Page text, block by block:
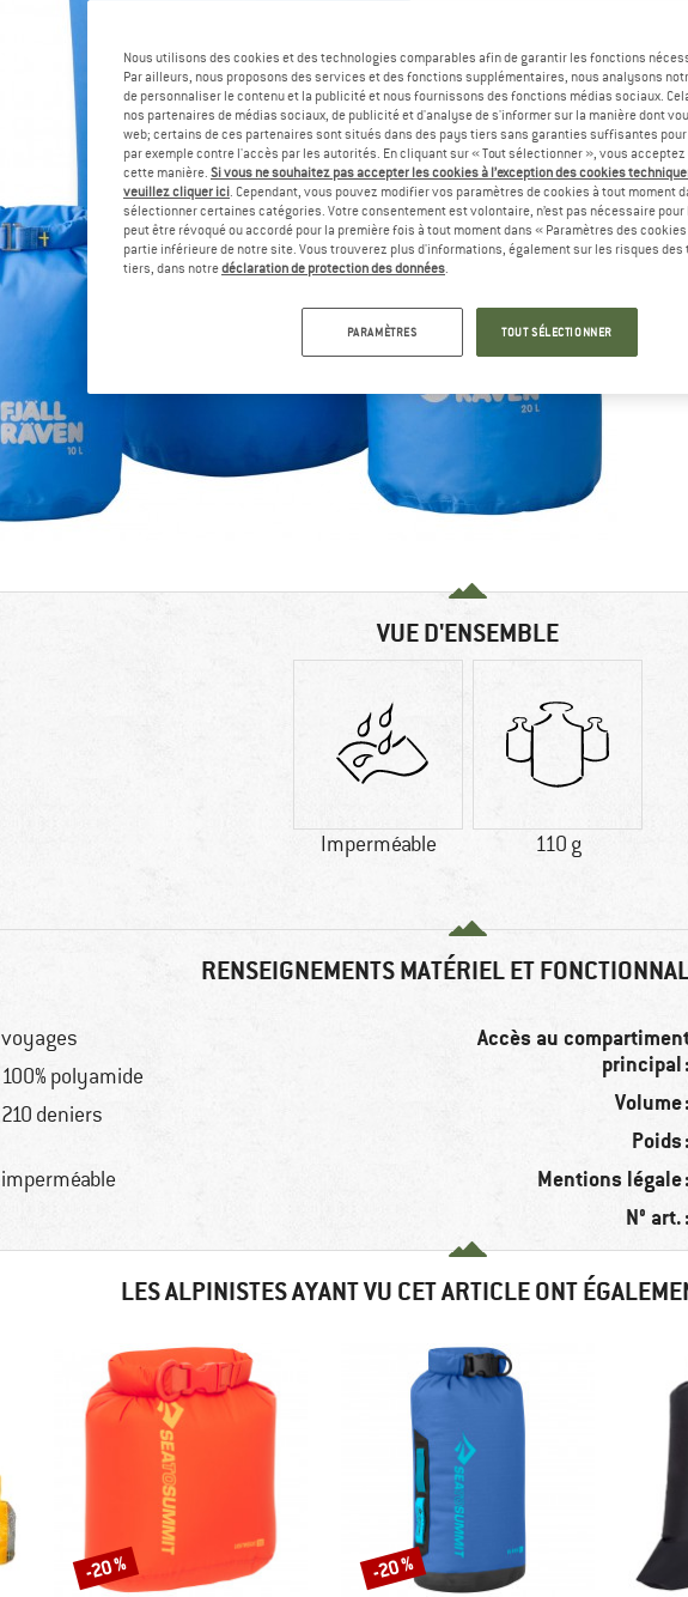
VUE D'ENSEMBLE
Imperméable 110 g
RENSEIGNEMENTS MATÉRIEL ET
voyages
100% polyamide
210 deniers
imperméable
Accès au
principal :
Volume :
Poids :
Mentions légale :
N° art. :
LES ALPINISTES AYANT VU CET ARTICLE ONT
Remise
-20 % Remise
-20 %
Nous utilisons des cookies et des technologies comparables afin de garantir les fonctions
Par ailleurs, nous proposons des services et des fonctions supplémentaires, nous analysons
de personnaliser le contenu et la publicité et nous fournissons des fonctions médias sociaux.
nos partenaires de médias sociaux, de publicité et d'analyse de s'informer sur la manière dont
web; certains de ces partenaires sont situés dans des pays tiers sans garanties suffisantes
par exemple contre l'accès par les autorités. En cliquant sur « Tout sélectionner », vous
cette manière. Si vous ne souhaitez pas accepter les cookies à l’exception des cookies
veuillez cliquer ici. Cependant, vous pouvez modifier vos paramètres de cookies à tout moment
sélectionner certaines catégories. Votre consentement est volontaire, n’est pas nécessaire
peut être révoqué ou accordé pour la première fois à tout moment dans « Paramètres des
partie inférieure de notre site. Vous trouverez plus d'informations, également sur les risques
tiers, dans notredéclaration de protection des données.
PARAMÈTRES TOUT SÉLECTIONNER